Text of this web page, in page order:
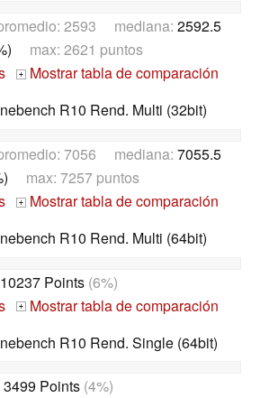
2593 mediana: 2592.5
max: 2621 puntos
+
Mostrar tabla de comparación
R10 Rend. Multi (32bit)
7056 mediana: 7055.5
max: 7257 puntos
+
Mostrar tabla de comparación
R10 Rend. Multi (64bit)
10237 Points(6%)
+
Mostrar tabla de comparación
R10 Rend. Single (64bit)
3499 Points (4%)